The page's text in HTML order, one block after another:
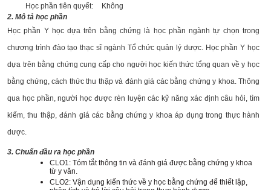
Học phần tiên quyết:
Không
2. Mô tả học phần
Học phần Y học dựa trên bằng chứng là học phần ngành tự chọn trong
chương trình đào tạo thạc sĩ ngành Tổ chức quản lý dược. Học phần Y học
dựa trên bằng chứng cung cấp cho người học kiến thức tổng quan về y học
bằng chứng, cách thức thu thập và đánh giá các bằng chứng y khoa. Thông
qua học phần, người học được rèn luyện các kỹ năng xác định câu hỏi, tìm
kiếm, thu thập, đánh giá các bằng chứng y khoa áp dụng trong thực hành
dược.
3. Chuẩn đầu ra học phần
CLO1: Tóm tắt thông tin và đánh giá được bằng chứng y khoa
từ y văn.
CLO2: Vận dụng kiến thức về y học bằng chứng để thiết lập,